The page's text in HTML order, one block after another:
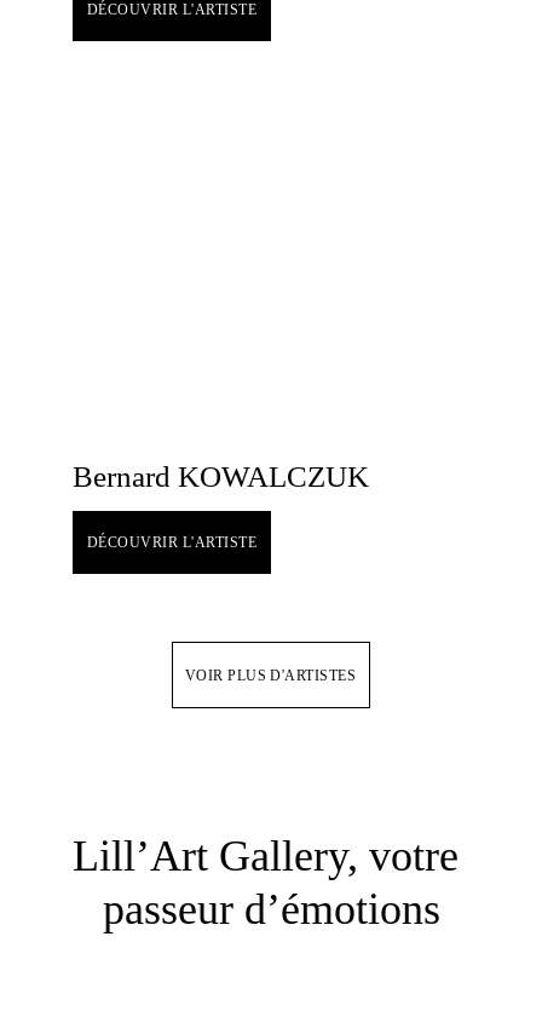
Bernard KOWALCZUK
DÉCOUVRIR L'ARTISTE
DÉCOUVRIR L'ARTISTE
VOIR PLUS D'ARTISTES
Lill’Art Gallery, votre
passeur d’émotions